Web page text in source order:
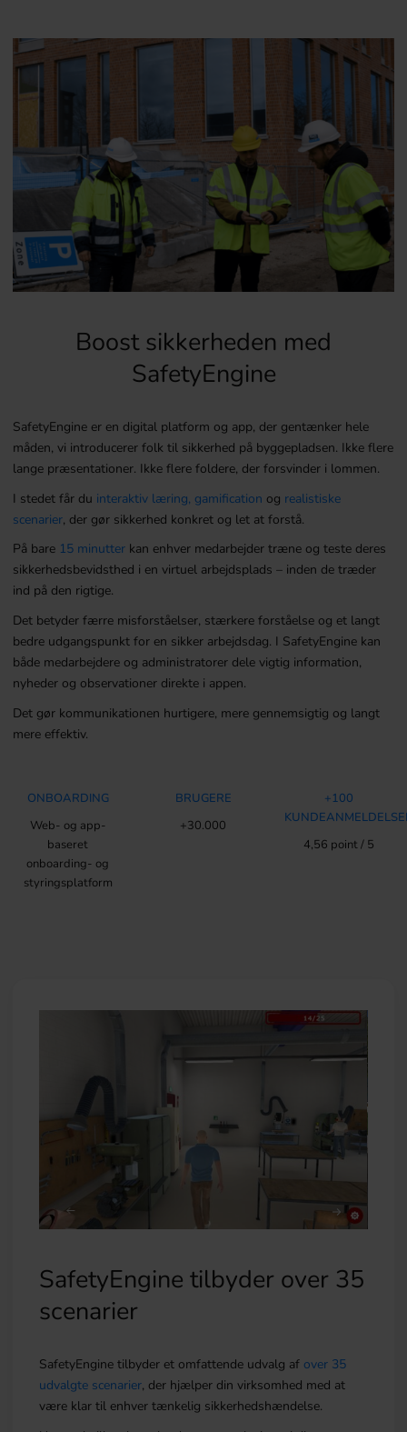
Boost sikkerheden med
SafetyEngine
SafetyEngine er en digital platform og app, der gentænker hele
måden, vi introducerer folk til sikkerhed på byggepladsen. Ikke flere
lange præsentationer. Ikke flere foldere, der forsvinder i lommen.
I stedet får du interaktiv læring, gamification og realistiske
scenarier, der gør sikkerhed konkret og let at forstå.
På bare 15 minutter kan enhver medarbejder træne og teste deres
sikkerhedsbevidsthed i en virtuel arbejdsplads – inden de træder
ind på den rigtige.
Det betyder færre misforståelser, stærkere forståelse og et langt
bedre udgangspunkt for en sikker arbejdsdag. I SafetyEngine kan
både medarbejdere og administratorer dele vigtig information,
nyheder og observationer direkte i appen.
Det gør kommunikationen hurtigere, mere gennemsigtig og langt
mere effektiv.
ONBOARDING
Web- og app-
baseret
onboarding- og
styringsplatform
BRUGERE
+30.000
+100
4,56 point / 5
SafetyEngine tilbyder over 35
scenarier
SafetyEngine tilbyder et omfattende udvalg af over 35
udvalgte scenarier, der hjælper din virksomhed med at
være klar til enhver tænkelig sikkerhedshændelse.